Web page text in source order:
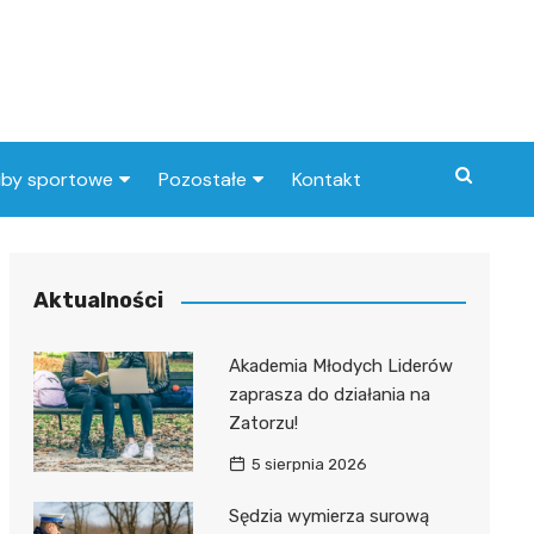
sportowe
piłkarski
Pozostałe Kontakt
Aktualności
Akademia Młodych Liderów
zaprasza do działania na
Zatorzu!
5 sierpnia 2026
Sędzia wymierza surową